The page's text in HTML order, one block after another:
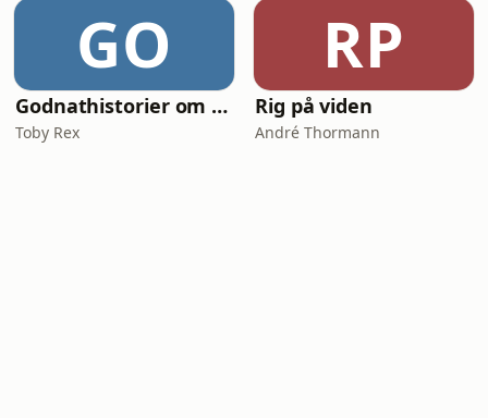
GO
Godnathistorier om NinjaSaurerne Storm og Aske
Toby Rex
RP
Rig på viden
André Thormann